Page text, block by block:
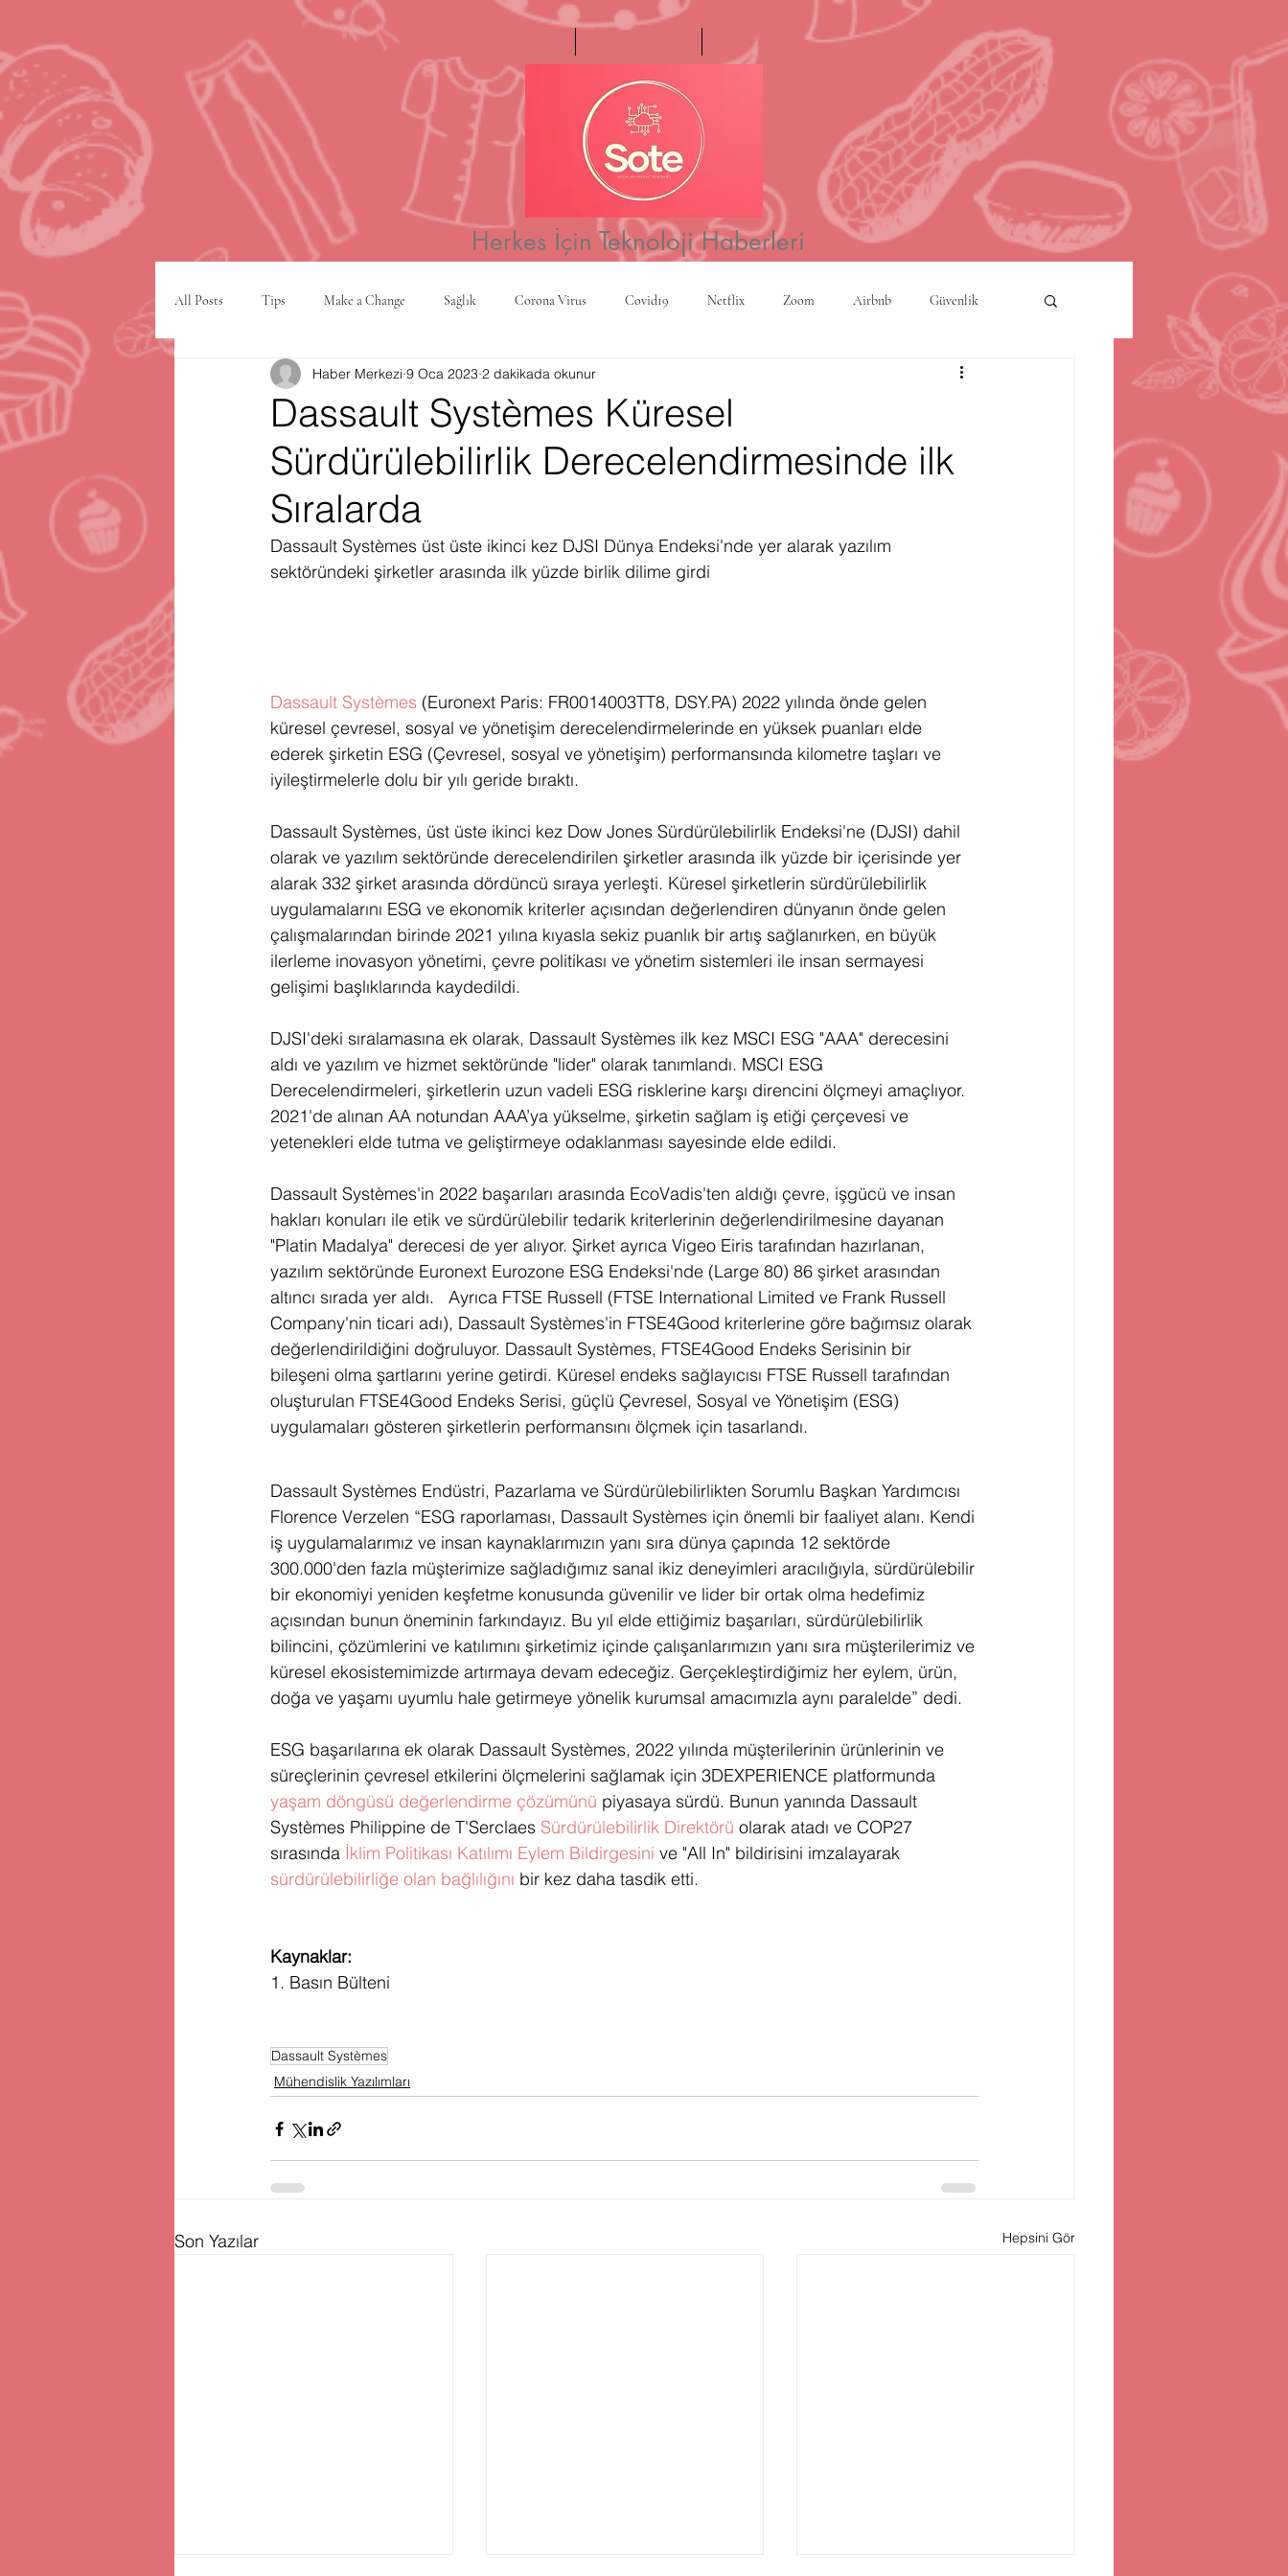
Hakkımızda
Herkes İçin Teknoloji Haberleri
All Posts Tips Make a Change Sağlık Corona Virus Covid19 Netflix Zoom Airbnb Güvenlik
VPN şehir planlama Yapay Zeka Kripto Para Akıllı Şehirler
Firma Satınalma Hediye Çekilişi Fintech Micro Focus Çevre Koruma Çin Bilgisayar Oyunları
Dassault Systèmes Küresel
Sürdürülebilirlik Derecelendirmesinde ilk
Sıralarda
Haber Merkezi 9 Oca 2023 2 dakikada okunur
Dassault Systèmes üst üste ikinci kez DJSI Dünya Endeksi'nde yer alarak yazılım
sektöründeki şirketler arasında ilk yüzde birlik dilime girdi
Dassault Systèmes (Euronext Paris: FR0014003TT8, DSY.PA) 2022 yılında önde gelen
küresel çevresel, sosyal ve yönetişim derecelendirmelerinde en yüksek puanları elde
ederek şirketin ESG (Çevresel, sosyal ve yönetişim) performansında kilometre taşları ve
iyileştirmelerle dolu bir yılı geride bıraktı.
Dassault Systèmes, üst üste ikinci kez Dow Jones Sürdürülebilirlik Endeksi'ne (DJSI) dahil
olarak ve yazılım sektöründe derecelendirilen şirketler arasında ilk yüzde bir içerisinde yer
alarak 332 şirket arasında dördüncü sıraya yerleşti. Küresel şirketlerin sürdürülebilirlik
uygulamalarını ESG ve ekonomik kriterler açısından değerlendiren dünyanın önde gelen
çalışmalarından birinde 2021 yılına kıyasla sekiz puanlık bir artış sağlanırken, en büyük
ilerleme inovasyon yönetimi, çevre politikası ve yönetim sistemleri ile insan sermayesi
gelişimi başlıklarında kaydedildi.
DJSI'deki sıralamasına ek olarak, Dassault Systèmes ilk kez MSCI ESG "AAA" derecesini
aldı ve yazılım ve hizmet sektöründe "lider" olarak tanımlandı. MSCI ESG
Derecelendirmeleri, şirketlerin uzun vadeli ESG risklerine karşı direncini ölçmeyi amaçlıyor.
2021'de alınan AA notundan AAA’ya yükselme, şirketin sağlam iş etiği çerçevesi ve
yetenekleri elde tutma ve geliştirmeye odaklanması sayesinde elde edildi.
Dassault Systèmes'in 2022 başarıları arasında EcoVadis'ten aldığı çevre, işgücü ve insan
hakları konuları ile etik ve sürdürülebilir tedarik kriterlerinin değerlendirilmesine dayanan
"Platin Madalya" derecesi de yer alıyor. Şirket ayrıca Vigeo Eiris tarafından hazırlanan,
yazılım sektöründe Euronext Eurozone ESG Endeksi'nde (Large 80) 86 şirket arasından
altıncı sırada yer aldı.   Ayrıca FTSE Russell (FTSE International Limited ve Frank Russell
Company'nin ticari adı), Dassault Systèmes'in FTSE4Good kriterlerine göre bağımsız olarak
değerlendirildiğini doğruluyor. Dassault Systèmes, FTSE4Good Endeks Serisinin bir
bileşeni olma şartlarını yerine getirdi. Küresel endeks sağlayıcısı FTSE Russell tarafından
oluşturulan FTSE4Good Endeks Serisi, güçlü Çevresel, Sosyal ve Yönetişim (ESG)
uygulamaları gösteren şirketlerin performansını ölçmek için tasarlandı.
Dassault Systèmes Endüstri, Pazarlama ve Sürdürülebilirlikten Sorumlu Başkan Yardımcısı
Florence Verzelen “ESG raporlaması, Dassault Systèmes için önemli bir faaliyet alanı. Kendi
iş uygulamalarımız ve insan kaynaklarımızın yanı sıra dünya çapında 12 sektörde
300.000'den fazla müşterimize sağladığımız sanal ikiz deneyimleri aracılığıyla, sürdürülebilir
bir ekonomiyi yeniden keşfetme konusunda güvenilir ve lider bir ortak olma hedefimiz
açısından bunun öneminin farkındayız. Bu yıl elde ettiğimiz başarıları, sürdürülebilirlik
bilincini, çözümlerini ve katılımını şirketimiz içinde çalışanlarımızın yanı sıra müşterilerimiz ve
küresel ekosistemimizde artırmaya devam edeceğiz. Gerçekleştirdiğimiz her eylem, ürün,
doğa ve yaşamı uyumlu hale getirmeye yönelik kurumsal amacımızla aynı paralelde” dedi.
ESG başarılarına ek olarak Dassault Systèmes, 2022 yılında müşterilerinin ürünlerinin ve
süreçlerinin çevresel etkilerini ölçmelerini sağlamak için 3DEXPERIENCE platformunda
yaşam döngüsü değerlendirme çözümünü piyasaya sürdü. Bunun yanında Dassault
Systèmes Philippine de T'Serclaes Sürdürülebilirlik Direktörü olarak atadı ve COP27
sırasında İklim Politikası Katılımı Eylem Bildirgesini ve "All In" bildirisini imzalayarak
sürdürülebilirliğe olan bağlılığını bir kez daha tasdik etti.
Kaynaklar:
1. Basın Bülteni
Dassault Systèmes
Mühendislik Yazılımları
Son Yazılar Hepsini Gör